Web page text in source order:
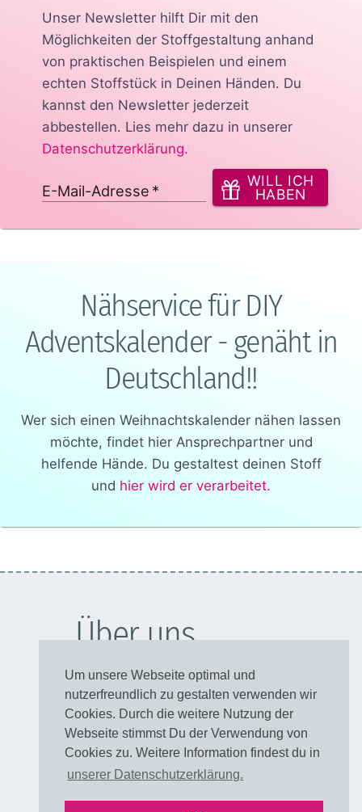
Um unsere Webseite optimal und
nutzerfreundlich zu gestalten verwenden wir
Cookies. Durch die weitere Nutzung der
Webseite stimmst Du der Verwendung von
Cookies zu. Weitere Information findest du in
unserer Datenschutzerklärung.
Unser Newsletter hilft Dir mit den
Möglichkeiten der Stoffgestaltung anhand
von praktischen Beispielen und einem
echten Stoffstück in Deinen Händen. Du
kannst den Newsletter jederzeit
abbestellen. Lies mehr dazu in unserer
Datenschutzerklärung.
E-Mail-Adresse *
WILL ICH
HABEN
Nähservice für DIY
Adventskalender - genäht in
Deutschland!!
Wer sich einen Weihnachtskalender nähen lassen
möchte, findet hier Ansprechpartner und
helfende Hände. Du gestaltest deinen Stoff
und hier wird er verarbeitet.
Über uns
Muster / Farbkarte
FAQ Farben
FAQ Farben als PDF
UNI & Stoffe mit Verlauf
Versand & Lieferzeiten
Über uns